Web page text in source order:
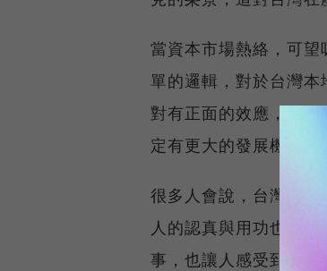
當資本市場熱絡，可
單的邏輯，對於台灣
對有正面的效應，當
定有更大的發展機會，
很多人會說，台灣股
人的認真與用功也是
事，也讓人感受到台灣